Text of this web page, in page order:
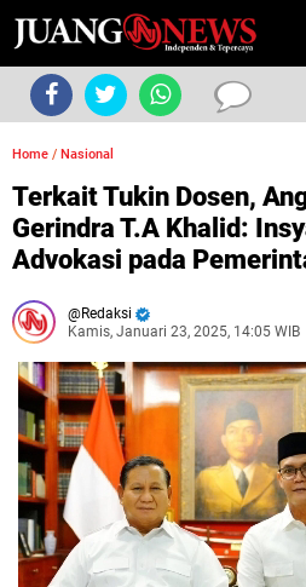
Home / Nasional
Terkait Tukin Dosen,
Gerindra T.A Khalid:
Advokasi pada
Redaksi
Kamis, Januari 23, 2025, 14:05 WIB